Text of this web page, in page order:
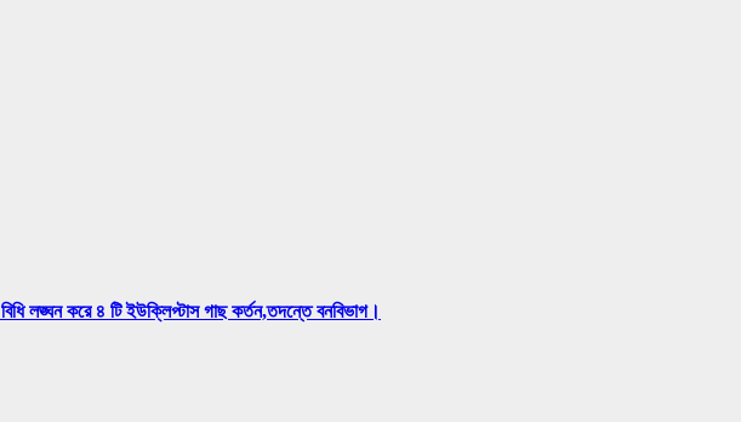
লঙ্ঘন করে ৪ টি ইউক্লিপ্টাস গাছ কর্তন,তদন্তে বনবিভাগ।